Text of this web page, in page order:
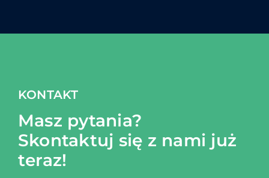
KONTAKT
Masz pytania?
Skontaktuj się z nami już
teraz!